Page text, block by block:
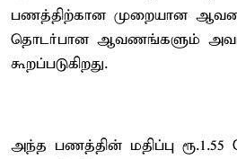
பணத்திற்கான முறையான
தொடர்பான ஆவணங்களும்
கூறப்படுகிறது.
அந்த பணத்தின் மதிப்பு ரூ.1.55